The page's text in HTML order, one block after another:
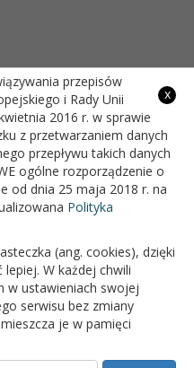
GMINY BIAŁOPOLE
x
przepisów
i Rady Unii
2016 r. w sprawie
z przetwarzaniem danych
przepływu takich danych
ogólne rozporządzenie o
od dnia 25 maja 2018 r. na
Polityka
(ang. cookies), dzięki
W każdej chwili
w ustawieniach swojej
serwisu bez zmiany
je w pamięci